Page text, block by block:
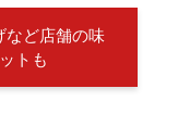
など店舗の味
トも